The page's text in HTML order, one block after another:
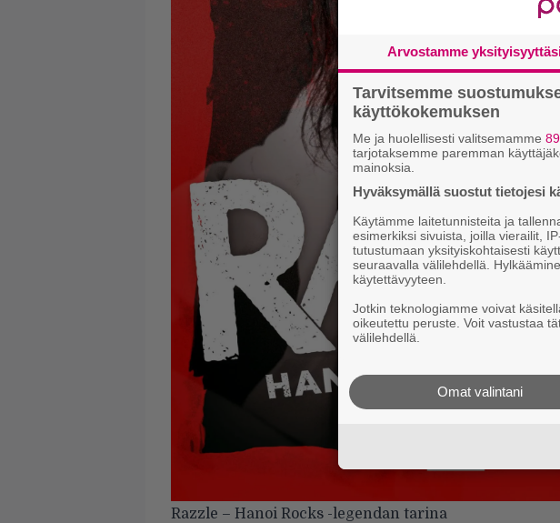
Razzle – Hanoi Rocks -legendan tarina
Arvostamme
Tarvitsemme
käyttökokemuksen
Me ja huolellisesti valitsemamme
tarjotaksemme paremman
mainoksia.
Hyväksymällä suostut tietojesi
Käytämme laitetunnisteita ja
esimerkiksi sivuista, joilla vierailit,
tutustumaan yksityiskohtaisesti
seuraavalla välilehdellä.
käytettävyyteen.
Jotkin teknologiamme voivat
oikeutettu peruste. Voit vastustaa
välilehdellä.
Omat valintani